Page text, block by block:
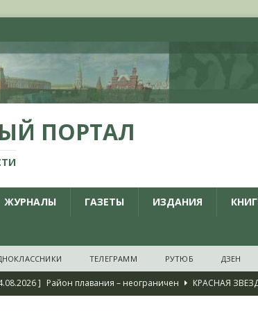
ПОРТАЛ
ЖУРНАЛЫ ГАЗЕТЫ ИЗДАНИЯ
ТЕЛЕГРАММ РУТЮБ ДЗЕН
] Район плавания – неограничен
КРАСНАЯ